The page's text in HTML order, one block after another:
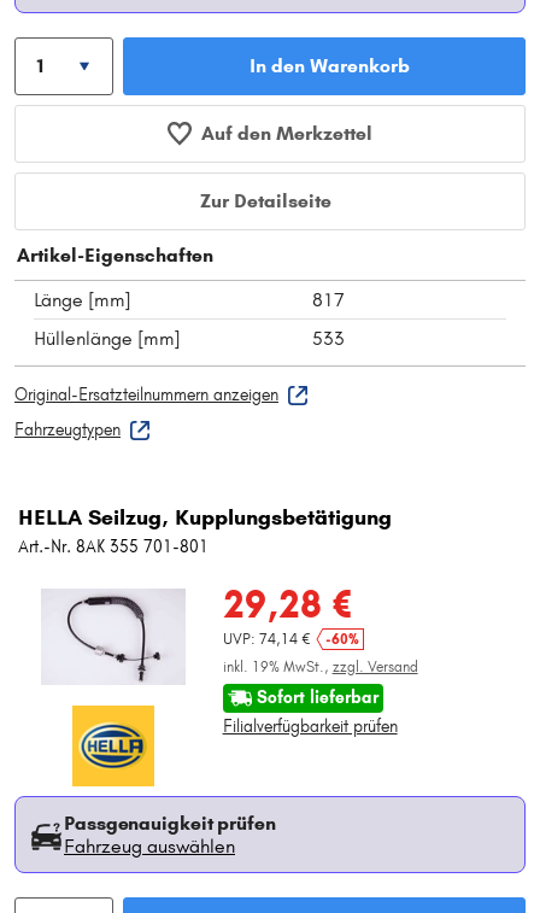
In den Warenkorb
Auf den Merkzettel
Zur Detailseite
Artikel-Eigenschaften
Länge [mm]
817
Hüllenlänge [mm]
533
Original-Ersatzteilnummern anzeigen
Fahrzeugtypen
HELLA Seilzug, Kupplungsbetätigung
Art.-Nr. 8AK 355 701-801
29,28 €
UVP: 74,14 €
-60%
inkl. 19% MwSt., zzgl. Versand
Sofort lieferbar
Filialverfügbarkeit prüfen
Passgenauigkeit prüfen
Fahrzeug auswählen